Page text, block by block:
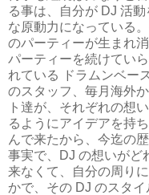
る事は、自分が DJ 活
な原動力になっている
のパーティーが生まれ
パーティーを続けてい
れている ドラムンベー
のスタッフ、毎月海外
ト達が、それぞれの想
るようにアイデアを持
んで来たから、今迄の
事実で、DJ の想いがど
来なくて、自分の周り
かで、その DJ のスタ